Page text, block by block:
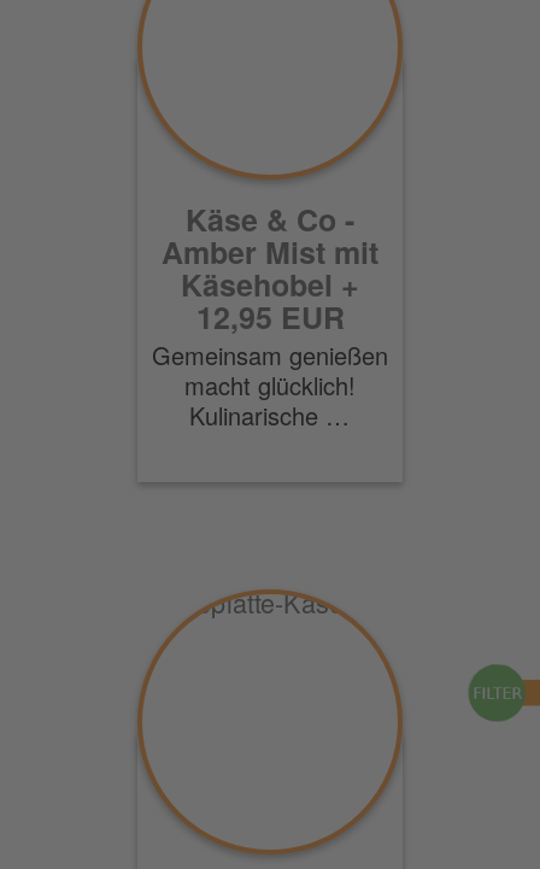
Käse & Co -
Amber Mist mit
Käsehobel +
12,95 EUR
Gemeinsam genießen
macht glücklich!
Kulinarische …